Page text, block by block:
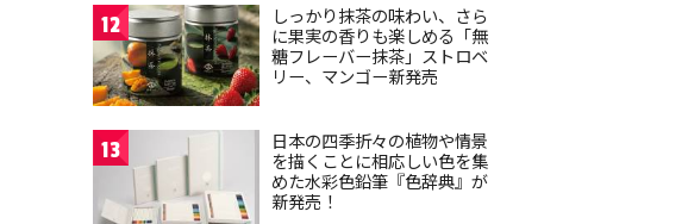
12
しっかり抹茶の味わい、さら
に果実の香りも楽しめる「無
糖フレーバー抹茶」ストロベ
リー、マンゴー新発売
13
日本の四季折々の植物や情景
を描くことに相応しい色を集
めた水彩色鉛筆『色辞典』が
新発売！